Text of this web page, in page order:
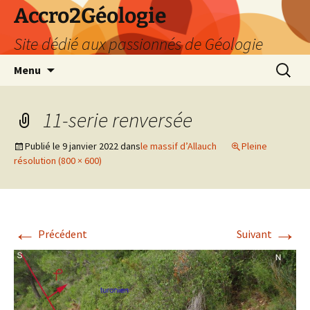
Accro2Géologie
Site dédié aux passionnés de Géologie
Menu
11-serie renversée
Publié le 9 janvier 2022dansle massif d’Allauch
Pleine
résolution (800 × 600)
← Précédent Suivant →